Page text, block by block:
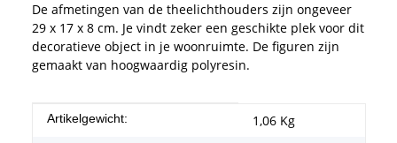
De afmetingen van de theelichthouders zijn ongeveer
29 x 17 x 8 cm. Je vindt zeker een geschikte plek voor dit
decoratieve object in je woonruimte. De figuren zijn
gemaakt van hoogwaardig polyresin.
#productDetails.itemInformation#
#productDetails.itemValue#
Artikelgewicht: 1,06 Kg